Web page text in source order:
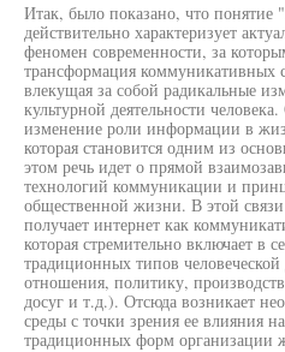
Итак, было показано, что
действительно характеризует
феномен современности, за
трансформация коммуникативных
влекущая за собой радикальные
культурной деятельности
изменение роли информации в
которая становится одним из
этом речь идет о прямой
технологий коммуникации и
общественной жизни. В этой
получает интернет как
которая стремительно включает в
традиционных типов
отношения, политику,
досуг и т.д.). Отсюда возникает
среды с точки зрения ее влияния
традиционных форм организации